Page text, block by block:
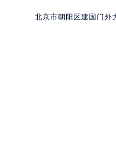
太原市
大连
佛山
东莞
无锡
南通
北京市朝阳区建国门外